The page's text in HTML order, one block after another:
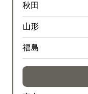
秋田
山形
福島